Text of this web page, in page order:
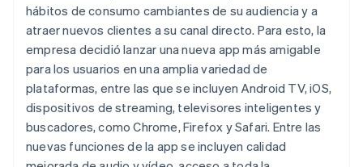
hábitos de consumo cambiantes de su audiencia y a
atraer nuevos clientes a su canal directo. Para esto, la
empresa decidió lanzar una nueva app más amigable
para los usuarios en una amplia variedad de
plataformas, entre las que se incluyen Android TV, iOS,
dispositivos de streaming, televisores inteligentes y
buscadores, como Chrome, Firefox y Safari. Entre las
nuevas funciones de la app se incluyen calidad